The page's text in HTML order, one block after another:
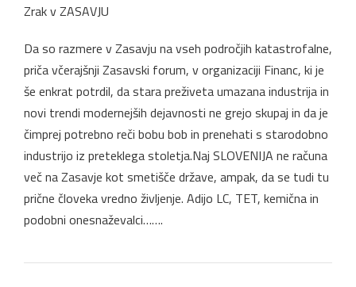
Zrak v ZASAVJU
Da so razmere v Zasavju na vseh področjih katastrofalne,
priča včerajšnji Zasavski forum, v organizaciji Financ, ki je
še enkrat potrdil, da stara preživeta umazana industrija in
novi trendi modernejših dejavnosti ne grejo skupaj in da je
čimprej potrebno reči bobu bob in prenehati s starodobno
industrijo iz preteklega stoletja.Naj SLOVENIJA ne računa
več na Zasavje kot smetišče države, ampak, da se tudi tu
prične človeka vredno življenje. Adijo LC, TET, kemična in
podobni onesnaževalci…….